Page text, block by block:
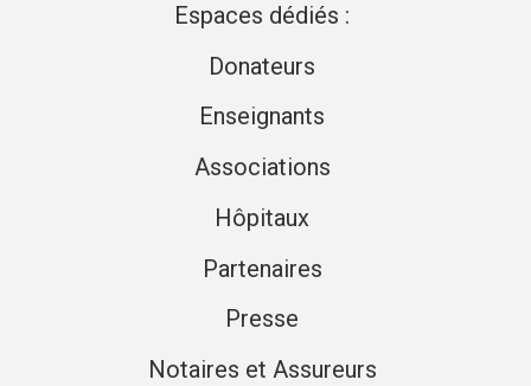
Espaces dédiés :
Donateurs
Enseignants
Associations
Hôpitaux
Partenaires
Presse
Notaires et Assureurs